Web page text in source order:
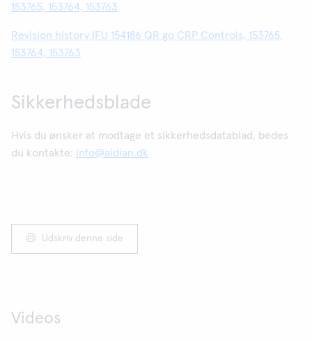
153765, 153764, 153763
Revision history IFU 154186 QR go CRP Controls, 153765,
153764, 153763
Sikkerhedsblade
Hvis du ønsker at modtage et sikkerhedsdatablad, bedes
du kontakte: info@aidian.dk
Udskriv denne side
Videos